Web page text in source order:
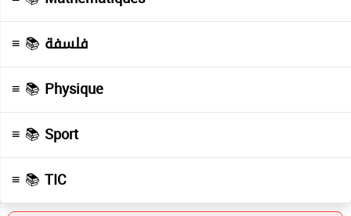
≡ 📚 فلسفة
≡ 📚 Physique
≡ 📚 Sport
≡ 📚 TIC